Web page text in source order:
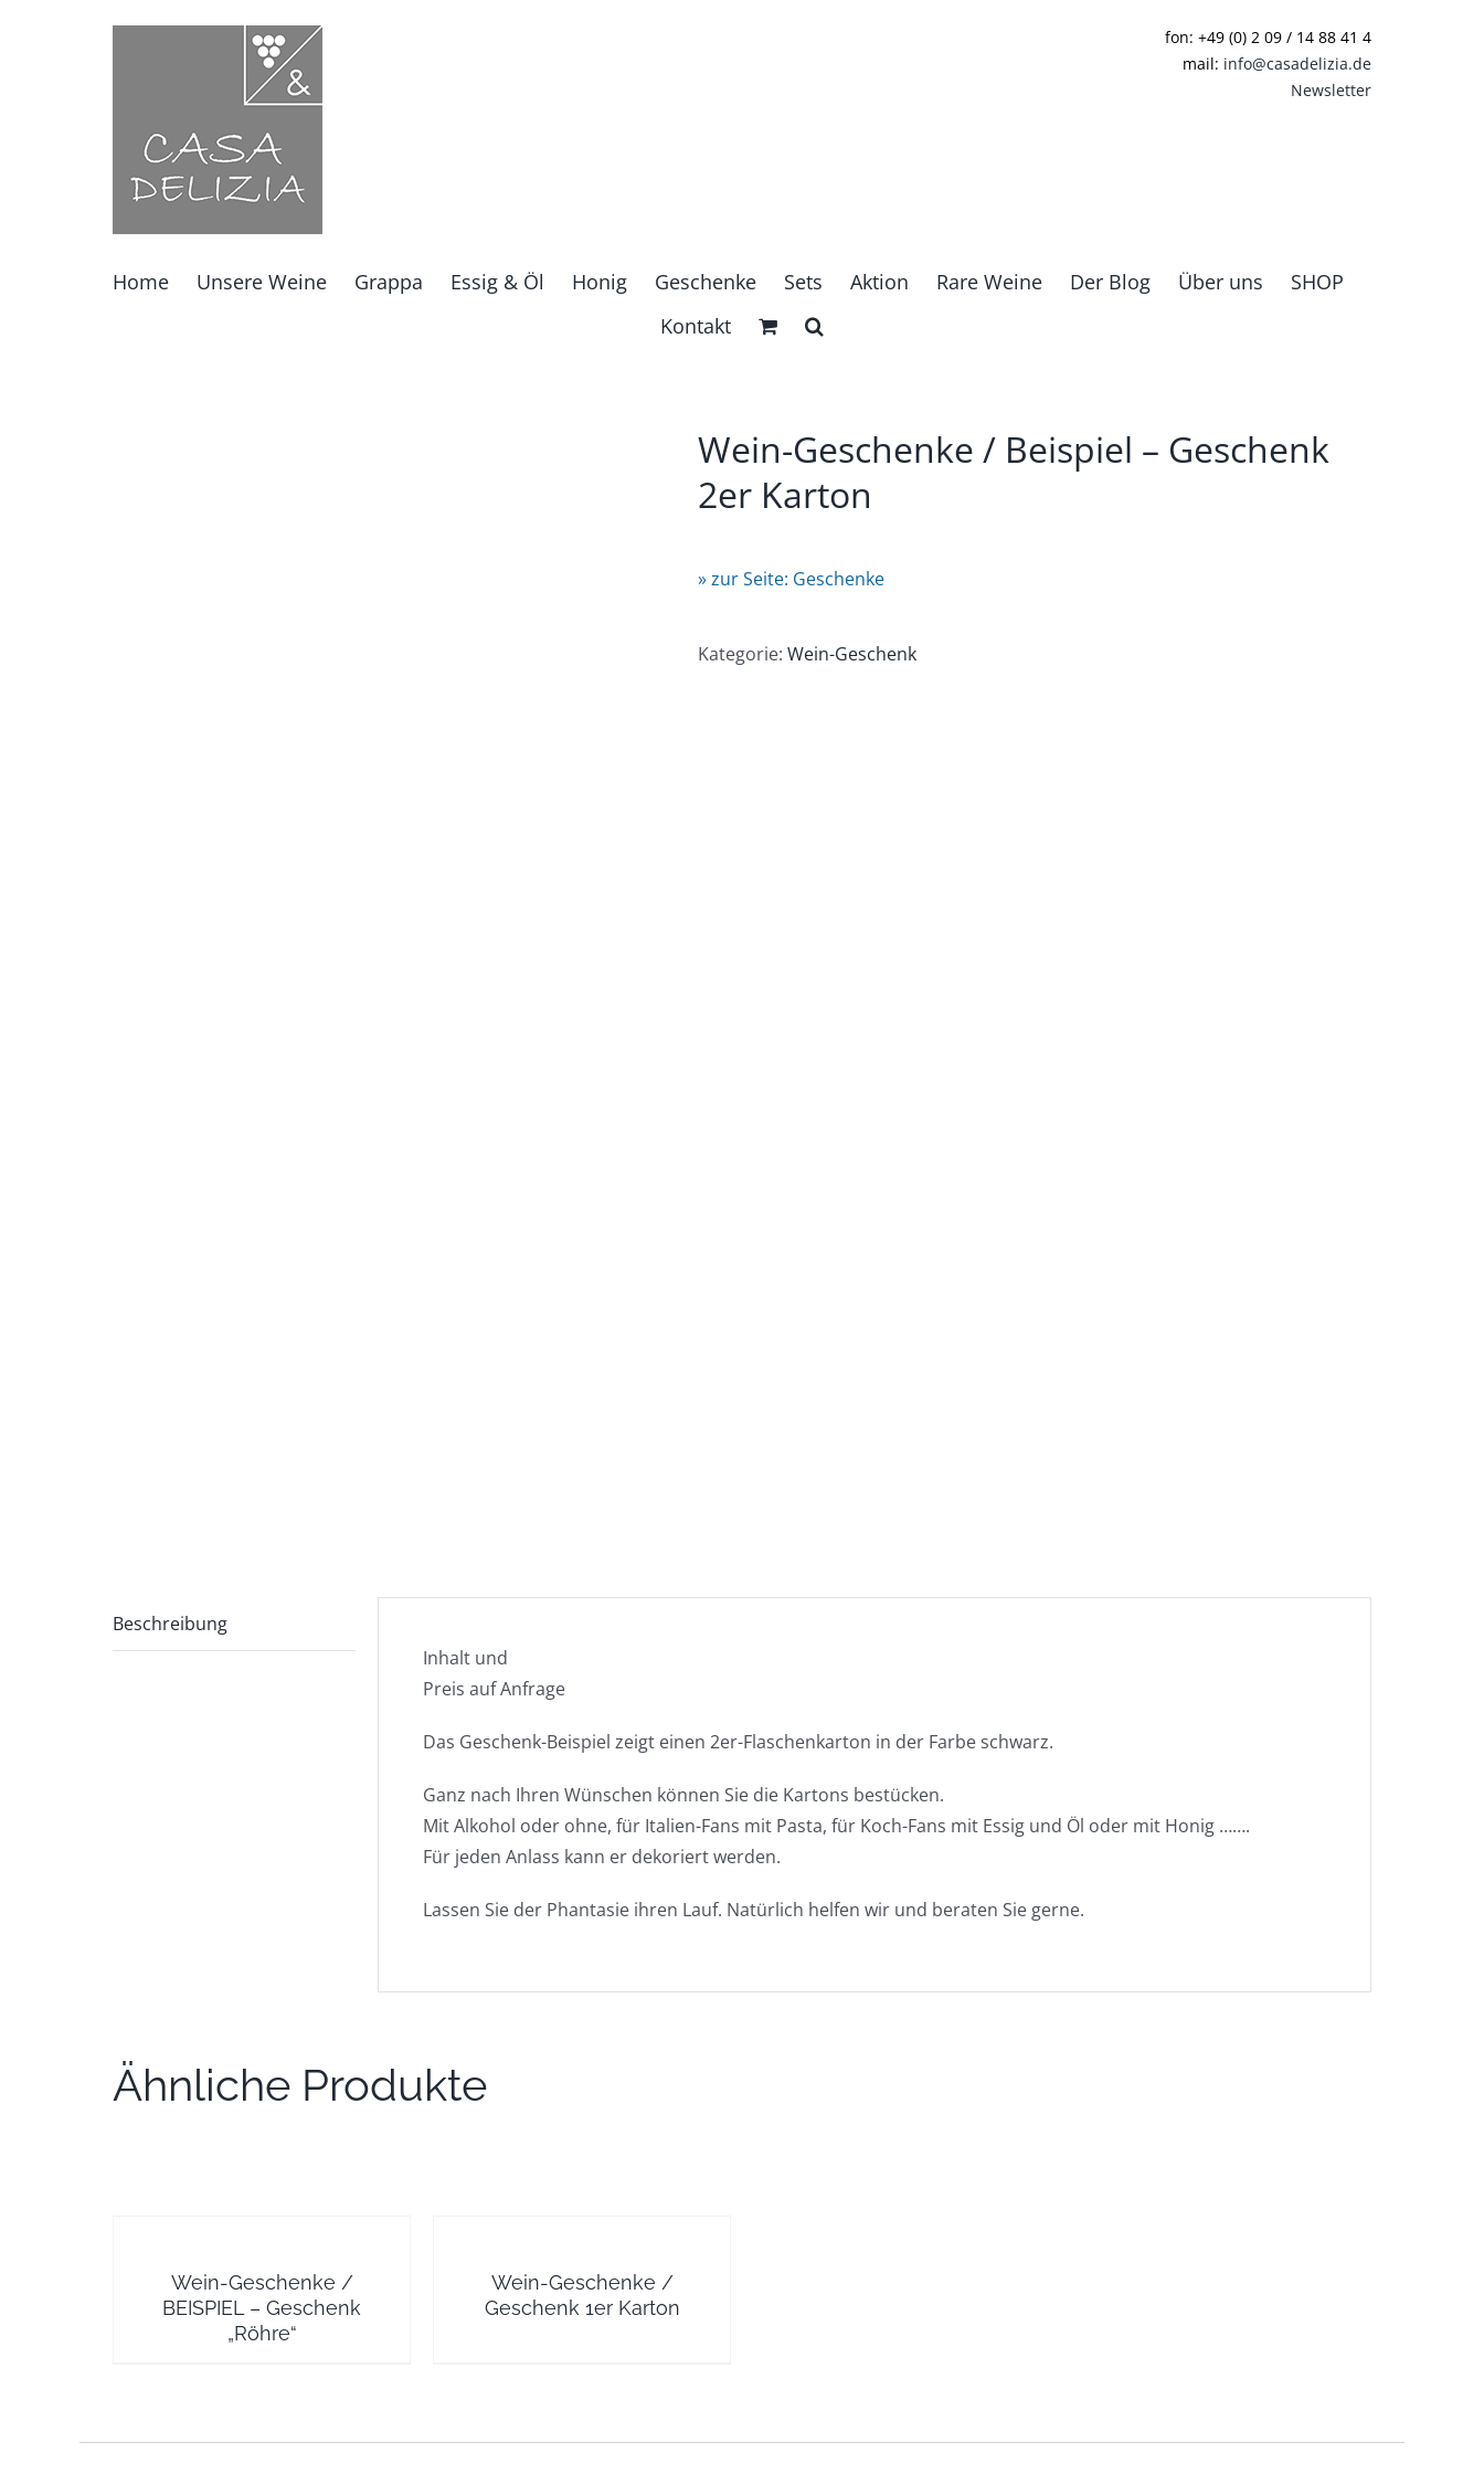
fon: +49 (0) 2 09 / 14 88 41 4
mail: info@casadelizia.de
Newsletter
Home Unsere Weine Grappa Essig & Öl Honig Geschenke Sets Aktion Rare Weine Der Blog Über uns
SHOP
Kontakt
Wein-Geschenke / Beispiel – Geschenk
2er Karton
» zur Seite: Geschenke
Kategorie: Wein-Geschenk
Beschreibung
Inhalt und
Preis auf Anfrage
Das Geschenk-Beispiel zeigt einen 2er-Flaschenkarton in der Farbe schwarz.
Ganz nach Ihren Wünschen können Sie die Kartons bestücken.
Mit Alkohol oder ohne, für Italien-Fans mit Pasta, für Koch-Fans mit Essig und Öl oder mit Honig …….
Für jeden Anlass kann er dekoriert werden.
Lassen Sie der Phantasie ihren Lauf. Natürlich helfen wir und beraten Sie gerne.
Ähnliche Produkte
Wein-Geschenke /
BEISPIEL – Geschenk
„Röhre“
Wein-Geschenke /
Geschenk 1er Karton